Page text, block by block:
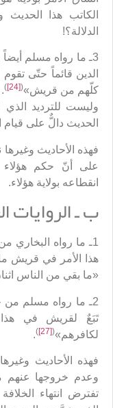
الكاتب هذا
الدلالة؟!
3ـ ما رواه مسلم
الدين قائماً حتّى
كلّهم من قريش»(
[24]
)
وليست للترديد
الحديث دالٌّ على قيام
فهذه الأحاديث
على أنّ حكم هؤلاء
انقطاعه بولاية هؤلاء.
ب ـ الروايات
1ـ ما رواه البخاري
هذا الأمر في قريش
«ما بقي من الناس
2ـ ما رواه مسلم
تَبَعٌ لقريش في هذا
لكافرهم»(
[27]
)
.
فهذه الأحاديث
وعدم خروجها عنهم
تفترض انتهاء